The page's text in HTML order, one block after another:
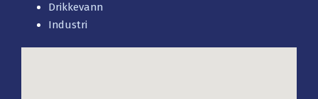
Drikkevann
Industri